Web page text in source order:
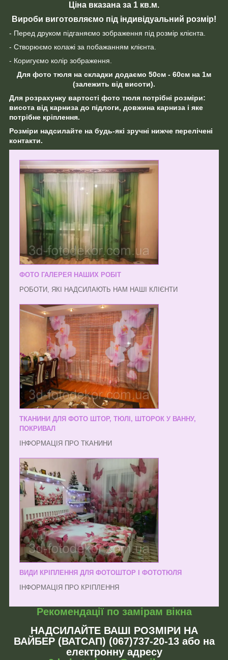
Ціна вказана за 1 кв.м.
Вироби виготовляємо під індивідуальний розмір!
- Перед друком підганяємо зображення під розмір клієнта.
- Створюємо колажі за побажанням клієнта.
- Коригуємо колір зображення.
Для фото тюля на складки додаємо 50см - 60см на 1м
(залежить від висоти).
Для розрахунку вартості фото тюля потрібні розміри:
висота від карниза до підлоги, довжина карниза і яке
потрібне кріплення.
Розміри надсилайте на будь-які зручні нижче перелічені
контакти.
ФОТО ГАЛЕРЕЯ НАШИХ РОБІТ
РОБОТИ, ЯКІ НАДСИЛАЮТЬ НАМ НАШІ КЛІЄНТИ
ТКАНИНИ ДЛЯ ФОТО ШТОР, ТЮЛІ, ШТОРОК У ВАННУ,
ПОКРИВАЛ
ІНФОРМАЦІЯ ПРО ТКАНИНИ
ВИДИ КРІПЛЕННЯ ДЛЯ ФОТОШТОР І ФОТОТЮЛЯ
ІНФОРМАЦІЯ ПРО КРІПЛЕННЯ
Рекомендації по замірам вікна
НАДСИЛАЙТЕ ВАШІ РОЗМІРИ НА
ВАЙБЕР (ВАТСАП) (067)737-20-13 або на
електронну адресу